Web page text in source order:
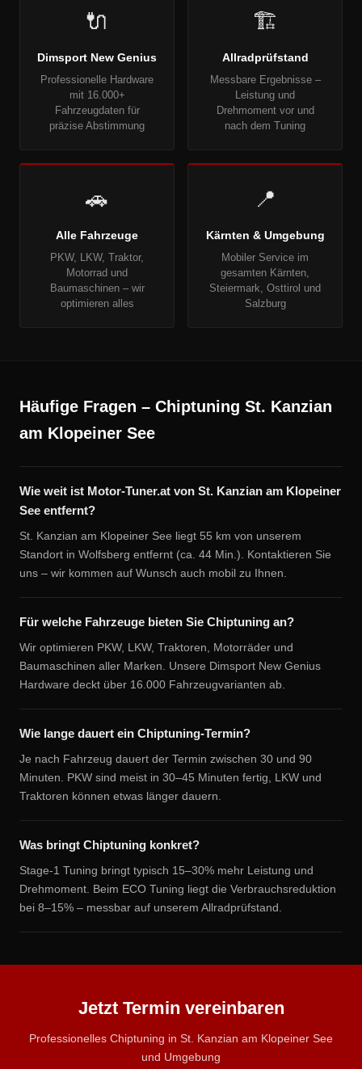
🔌
Dimsport New Genius
Professionelle Hardware
mit 16.000+
Fahrzeugdaten für
präzise Abstimmung
🏗
Allradprüfstand
Messbare Ergebnisse –
Leistung und
Drehmoment vor und
nach dem Tuning
🚗
Alle Fahrzeuge
PKW, LKW, Traktor,
Motorrad und
Baumaschinen – wir
optimieren alles
📍
Kärnten & Umgebung
Mobiler Service im
gesamten Kärnten,
Steiermark, Osttirol und
Salzburg
Häufige Fragen – Chiptuning St. Kanzian
am Klopeiner See
Wie weit ist Motor-Tuner.at von St. Kanzian am Klopeiner
See entfernt?
St. Kanzian am Klopeiner See liegt 55 km von unserem
Standort in Wolfsberg entfernt (ca. 44 Min.). Kontaktieren Sie
uns – wir kommen auf Wunsch auch mobil zu Ihnen.
Für welche Fahrzeuge bieten Sie Chiptuning an?
Wir optimieren PKW, LKW, Traktoren, Motorräder und
Baumaschinen aller Marken. Unsere Dimsport New Genius
Hardware deckt über 16.000 Fahrzeugvarianten ab.
Wie lange dauert ein Chiptuning-Termin?
Je nach Fahrzeug dauert der Termin zwischen 30 und 90
Minuten. PKW sind meist in 30–45 Minuten fertig, LKW und
Traktoren können etwas länger dauern.
Was bringt Chiptuning konkret?
Stage-1 Tuning bringt typisch 15–30% mehr Leistung und
Drehmoment. Beim ECO Tuning liegt die Verbrauchsreduktion
bei 8–15% – messbar auf unserem Allradprüfstand.
Jetzt Termin vereinbaren
Professionelles Chiptuning in St. Kanzian am Klopeiner See
und Umgebung